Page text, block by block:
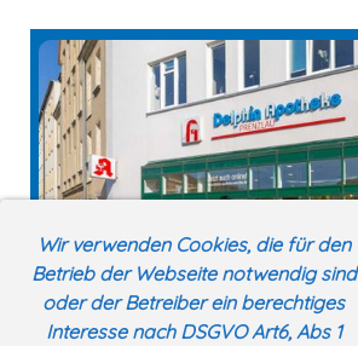
Wir verwenden Cookies, die für den
Betrieb der Webseite notwendig sind
oder der Betreiber ein berechtiges
Interesse nach DSGVO Art6, Abs 1